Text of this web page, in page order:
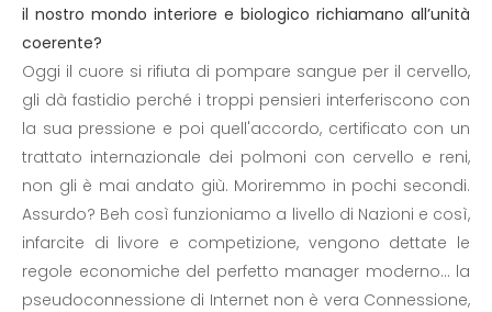
il nostro mondo interiore e biologico richiamano all’unità
coerente?
Oggi il cuore si rifiuta di pompare sangue per il cervello,
gli dà fastidio perché i troppi pensieri interferiscono con
la sua pressione e poi quell'accordo, certificato con un
trattato internazionale dei polmoni con cervello e reni,
non gli è mai andato giù. Moriremmo in pochi secondi.
Assurdo? Beh così funzioniamo a livello di Nazioni e così,
infarcite di livore e competizione, vengono dettate le
regole economiche del perfetto manager moderno... la
pseudoconnessione di Internet non è vera Connessione,